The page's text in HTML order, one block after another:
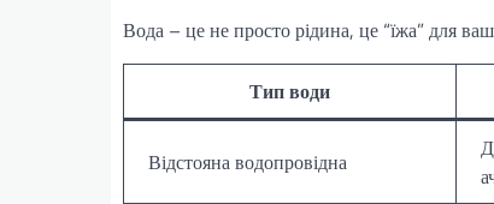
Вода – це не просто рідина, це “їжа” для
Тип води
Відстояна водопровідна